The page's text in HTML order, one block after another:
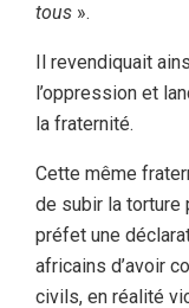
tous ».
Il revendiquait
l’oppression et
la fraternité.
Cette même
de subir la torture
préfet une
africains d’avoir
civils, en réalité